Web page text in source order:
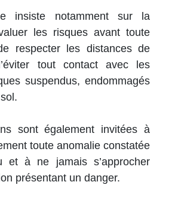
insiste notamment sur la
les risques avant toute
respecter les distances de
tout contact avec les
suspendus, endommagés
sont également invitées à
toute anomalie constatée
et à ne jamais s’approcher
présentant un danger.